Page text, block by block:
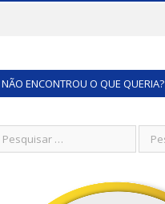
NÃO ENCONTROU O QUE QUERIA?